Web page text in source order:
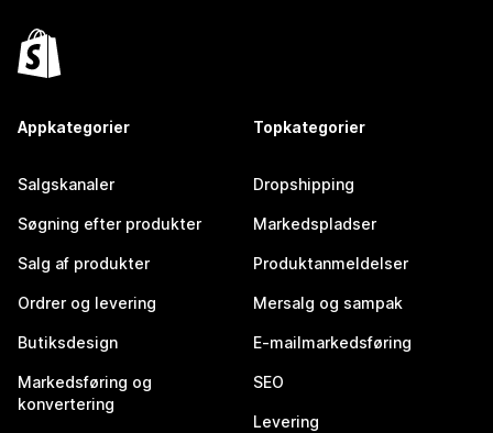
Appkategorier
Salgskanaler
Søgning efter produkter
Salg af produkter
Ordrer og levering
Butiksdesign
Markedsføring og
konvertering
Topkategorier
Dropshipping
Markedspladser
Produktanmeldelser
Mersalg og sampak
E-mailmarkedsføring
SEO
Levering